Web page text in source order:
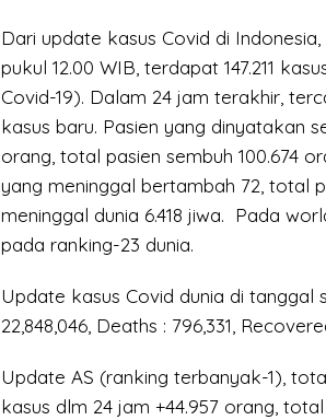
Dari update kasus Covid di
pukul 12.00 WIB, terdapat 147.211
Covid-19). Dalam 24 jam terakhir,
kasus baru. Pasien yang dinyatakan
orang, total pasien sembuh 100.674
yang meninggal bertambah 72, total
meninggal dunia 6.418 jiwa. Pada
pada ranking-23 dunia.
Update kasus Covid dunia di tanggal
22,848,046, Deaths : 796,331,
Update AS (ranking terbanyak-1),
kasus dlm 24 jam +44.957 orang, total